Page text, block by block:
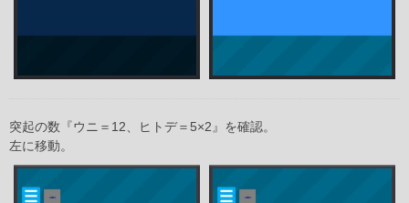
突起の数『ウニ＝12、ヒトデ＝5×2』を確認。
左に移動。